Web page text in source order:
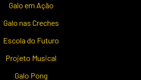
Galo em Ação
Galo nas Creches
Escola do Futuro
Projeto Musical
Galo Pong